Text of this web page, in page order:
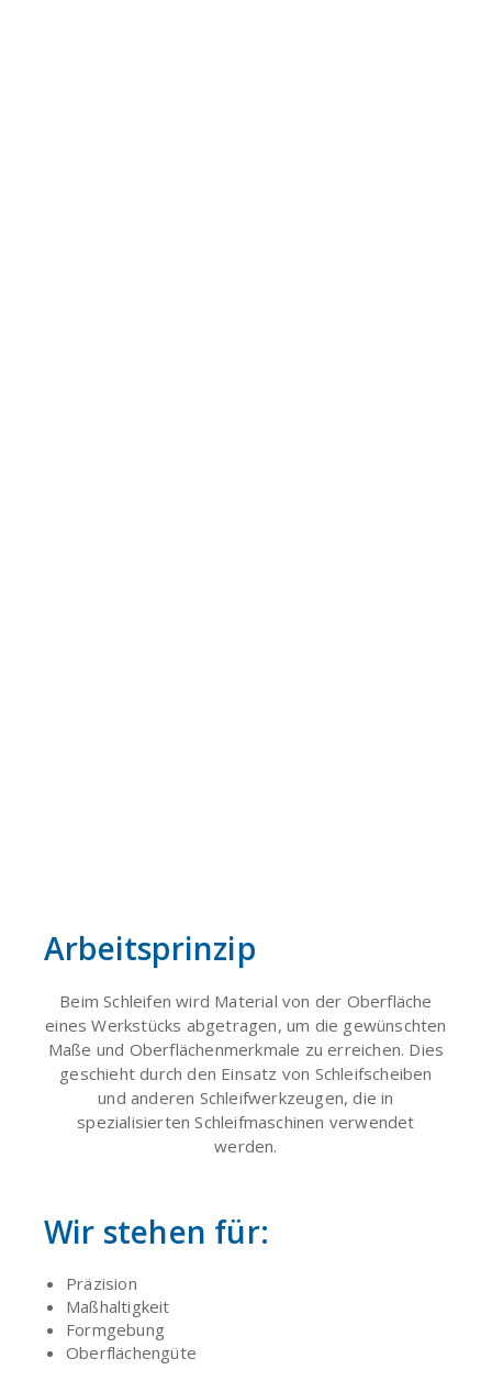
Arbeitsprinzip
Beim Schleifen wird Material von der Oberfläche
eines Werkstücks abgetragen, um die gewünschten
Maße und Oberflächenmerkmale zu erreichen. Dies
geschieht durch den Einsatz von Schleifscheiben
und anderen Schleifwerkzeugen, die in
spezialisierten Schleifmaschinen verwendet
werden.
Wir stehen für:
Präzision
Maßhaltigkeit
Formgebung
Oberflächengüte